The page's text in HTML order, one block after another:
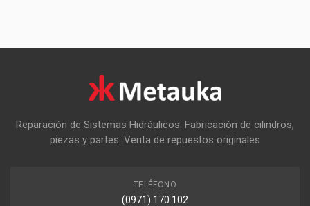
Reparación de Sistemas Hidráulicos. Fabricación de cilindros,
piezas y partes. Venta de repuestos originales
TELÉFONO
(0971) 170 102